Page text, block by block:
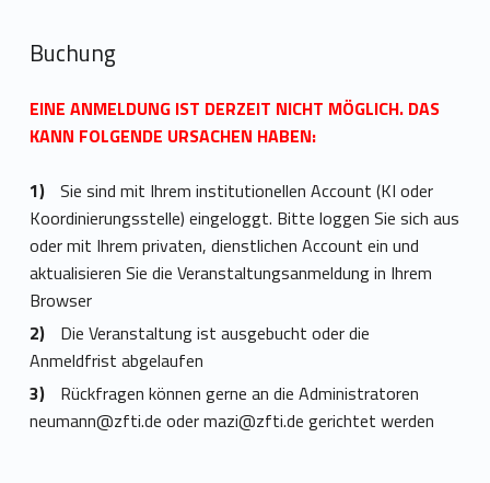
Buchung
EINE ANMELDUNG IST DERZEIT NICHT MÖGLICH. DAS
KANN FOLGENDE URSACHEN HABEN:
Sie sind mit Ihrem institutionellen Account (KI oder
Koordinierungsstelle) eingeloggt. Bitte loggen Sie sich aus
oder mit Ihrem privaten, dienstlichen Account ein und
aktualisieren Sie die Veranstaltungsanmeldung in Ihrem
Browser
Die Veranstaltung ist ausgebucht oder die
Anmeldfrist abgelaufen
Rückfragen können gerne an die Administratoren
neumann@zfti.de odermazi@zfti.de gerichtet werden